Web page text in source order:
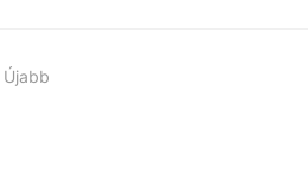
Újabb